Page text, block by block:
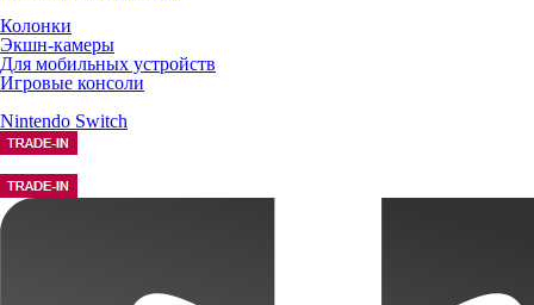
Колонки
Экшн-камеры
Для мобильных устройств
Игровые консоли
Nintendo Switch